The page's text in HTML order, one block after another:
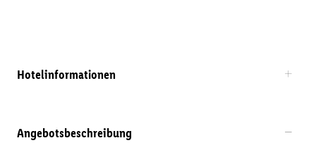
Hotelinformationen
Angebotsbeschreibung